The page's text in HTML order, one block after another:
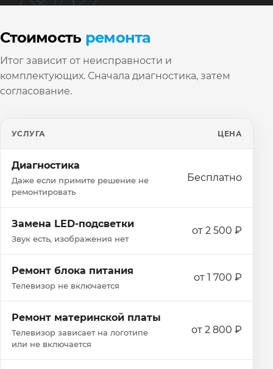
Стоимость ремонта
Итог зависит от неисправности и
комплектующих. Сначала диагностика, затем
согласование.
УСЛУГА ЦЕНА
Диагностика
Даже если примите решение не
ремонтировать
Бесплатно
Замена LED-подсветки
Звук есть, изображения нет
от 2 500 ₽
Ремонт блока питания
Телевизор не включается
от 1 700 ₽
Ремонт материнской платы
Телевизор зависает на логотипе
или не включается
от 2 800 ₽